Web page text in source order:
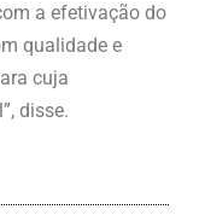
a efetivação do
qualidade e
cuja
disse.